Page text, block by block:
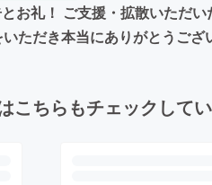
お礼！ ご支援・拡散いただ
ただき本当にありがとうご
こちらもチェックして